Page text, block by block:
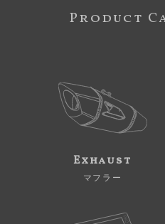
Product
Exhaust
マフラー